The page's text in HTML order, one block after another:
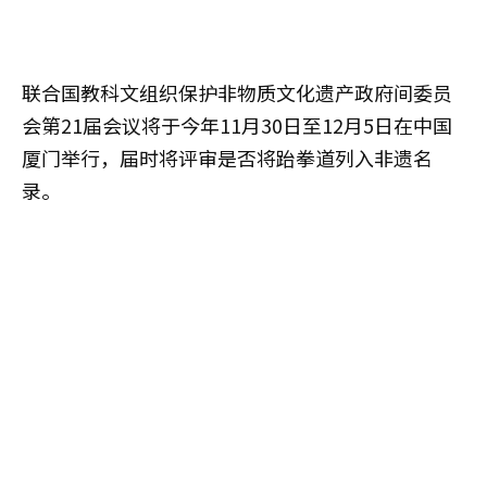
联合国教科文组织保护非物质文化遗产政府间委员
会第21届会议将于今年11月30日至12月5日在中国
厦门举行，届时将评审是否将跆拳道列入非遗名
录。